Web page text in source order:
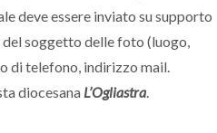
deve essere inviato su supporto
del soggetto delle foto (luogo,
di telefono, indirizzo mail.
diocesana L’Ogliastra.